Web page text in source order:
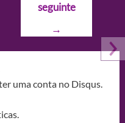
seguinte
→
uma conta no Disqus.